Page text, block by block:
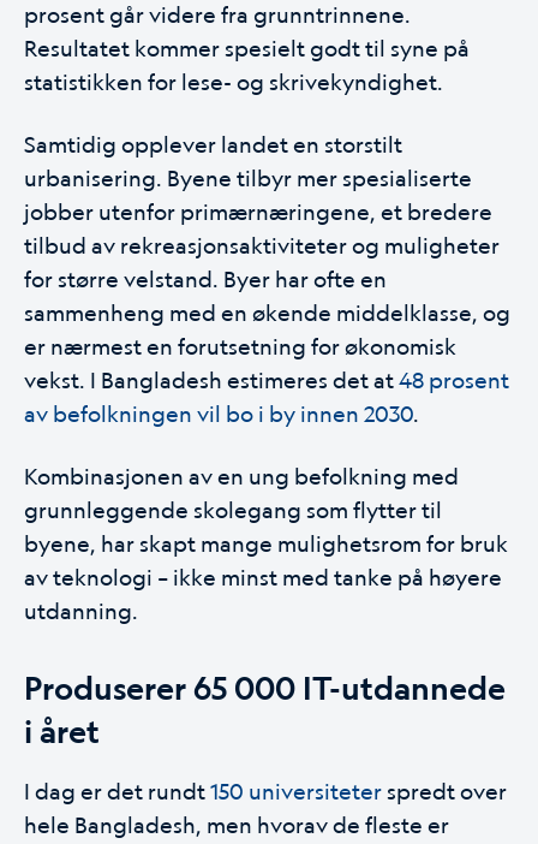
prosent går videre fra grunntrinnene.
Resultatet kommer spesielt godt til syne på
statistikken for lese- og skrivekyndighet.
Samtidig opplever landet en storstilt
urbanisering. Byene tilbyr mer spesialiserte
jobber utenfor primærnæringene, et bredere
tilbud av rekreasjonsaktiviteter og muligheter
for større velstand. Byer har ofte en
sammenheng med en økende middelklasse, og
er nærmest en forutsetning for økonomisk
vekst. I Bangladesh estimeres det at48 prosent
av befolkningen vil bo i by innen 2030.
Kombinasjonen av en ung befolkning med
grunnleggende skolegang som flytter til
byene, har skapt mange mulighetsrom for bruk
av teknologi – ikke minst med tanke på høyere
utdanning.
Produserer 65 000 IT-utdannede
i året
I dag er det rundt150 universiteterspredt over
hele Bangladesh, men hvorav de fleste er